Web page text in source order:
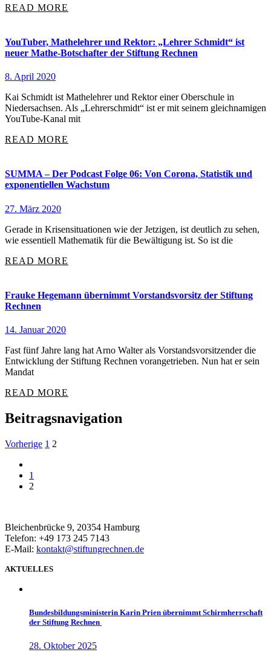
READ MORE
YouTuber, Mathelehrer und Rektor: „Lehrer Schmidt“ ist
neuer Mathe-Botschafter der Stiftung Rechnen
8. April 2020
Kai Schmidt ist Mathelehrer und Rektor einer Oberschule in
Niedersachsen. Als „Lehrerschmidt“ ist er mit seinem gleichnamigen
YouTube-Kanal mit
READ MORE
SUMMA – Der Podcast Folge 06: Von Corona, Statistik und
exponentiellen Wachstum
27. März 2020
Gerade in Krisensituationen wie der Jetzigen, ist deutlich zu sehen,
wie essentiell Mathematik für die Bewältigung ist. So ist die
READ MORE
Frauke Hegemann übernimmt Vorstandsvorsitz der Stiftung
Rechnen
14. Januar 2020
Fast fünf Jahre lang hat Arno Walter als Vorstandsvorsitzender die
Entwicklung der Stiftung Rechnen vorangetrieben. Nun hat er sein
Mandat
READ MORE
Beitragsnavigation
Vorherige 1 2
1
2
Bleichenbrücke 9, 20354 Hamburg
Telefon: +49 173 245 7143
E-Mail: kontakt@stiftungrechnen.de
AKTUELLES
Bundesbildungsministerin Karin Prien übernimmt Schirmherrschaft
der Stiftung Rechnen
28. Oktober 2025